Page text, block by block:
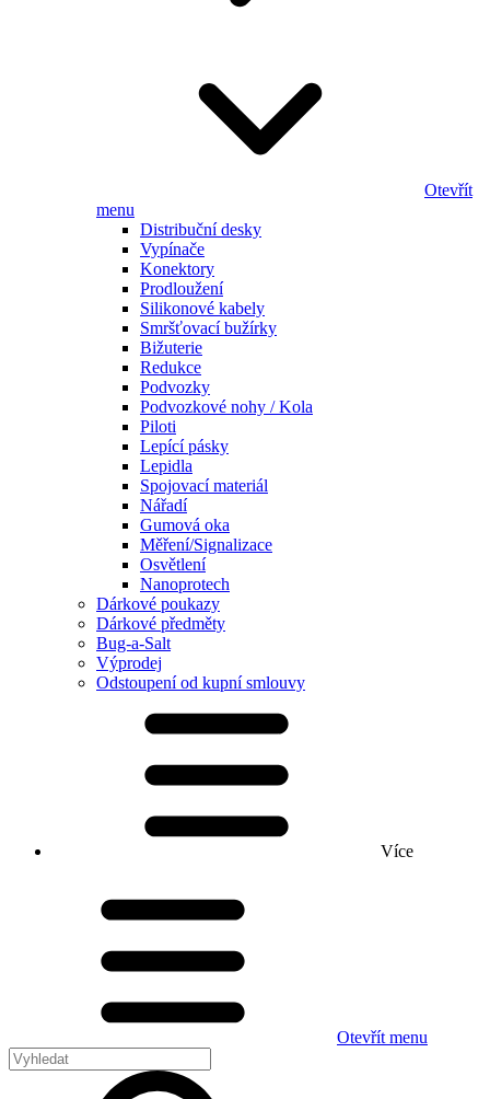
Otevřít
menu
Distribuční desky
Vypínače
Konektory
Prodloužení
Silikonové kabely
Smršťovací bužírky
Bižuterie
Redukce
Podvozky
Podvozkové nohy / Kola
Piloti
Lepící pásky
Lepidla
Spojovací materiál
Nářadí
Gumová oka
Měření/Signalizace
Osvětlení
Nanoprotech
Dárkové poukazy
Dárkové předměty
Bug-a-Salt
Výprodej
Odstoupení od kupní smlouvy
Více
Otevřít menu